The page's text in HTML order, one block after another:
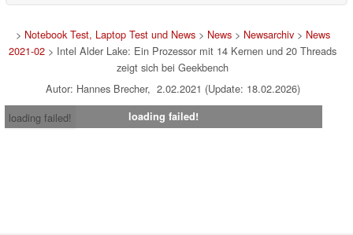
> Notebook Test, Laptop Test und News> News> Newsarchiv> News
2021-02 > Intel Alder Lake: Ein Prozessor mit 14 Kernen und 20 Threads
zeigt sich bei Geekbench
Autor: Hannes Brecher, 2.02.2021 (Update: 18.02.2026)
loading failed!
loading failed!